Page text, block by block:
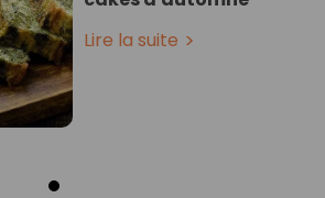
Lire la suite